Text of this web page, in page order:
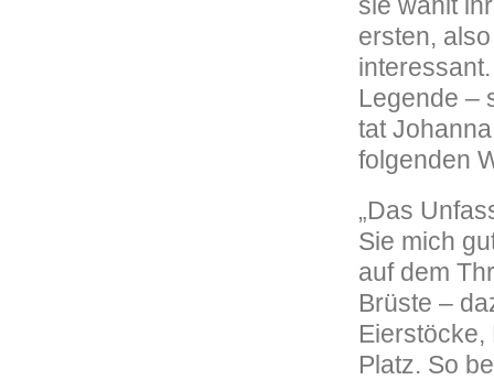
ersten,
Legende –
tat
folgenden
„Das
Sie mich
auf dem
Brüste –
Eierstöcke,
Platz. So